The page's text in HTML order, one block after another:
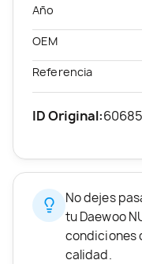
Año
OEM
Referencia
ID Original:
No dejes
tu Daewoo
condiciones
calidad.